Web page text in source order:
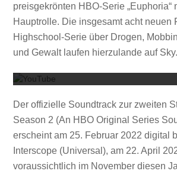
preisgekrönten HBO-Serie „Euphoria“
Hauptrolle. Die insgesamt acht neuen
Highschool-Serie über Drogen,
und Gewalt laufen hierzulande auf Sky.
Der offizielle Soundtrack zur zweiten
Season 2 (An HBO Original Series
erscheint am 25. Februar 2022 digital
Interscope (Universal), am 22. April
voraussichtlich im November diesen